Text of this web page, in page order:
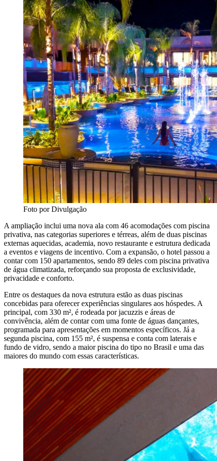
Foto por Divulgação
A ampliação inclui uma nova ala com 46 acomodações com piscina
privativa, nas categorias superiores e térreas, além de duas piscinas
externas aquecidas, academia, novo restaurante e estrutura dedicada
a eventos e viagens de incentivo. Com a expansão, o hotel passou a
contar com 150 apartamentos, sendo 89 deles com piscina privativa
de água climatizada, reforçando sua proposta de exclusividade,
privacidade e conforto.
Entre os destaques da nova estrutura estão as duas piscinas
concebidas para oferecer experiências singulares aos hóspedes. A
principal, com 330 m², é rodeada por jacuzzis e áreas de
convivência, além de contar com uma fonte de águas dançantes,
programada para apresentações em momentos específicos. Já a
segunda piscina, com 155 m², é suspensa e conta com laterais e
fundo de vidro, sendo a maior piscina do tipo no Brasil e uma das
maiores do mundo com essas características.